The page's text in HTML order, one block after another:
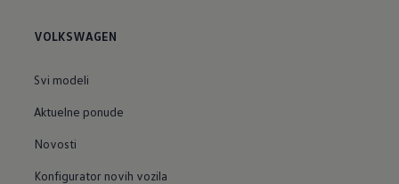
VOLKSWAGEN
Svi modeli
Aktuelne ponude
Novosti
Konfigurator novih vozila